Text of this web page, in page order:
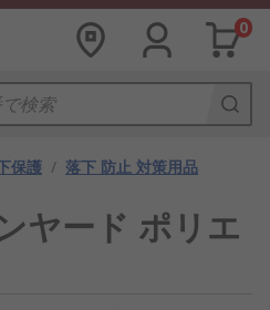
0
保護 / 落下 防止 対策用品
ヤード ポリエ